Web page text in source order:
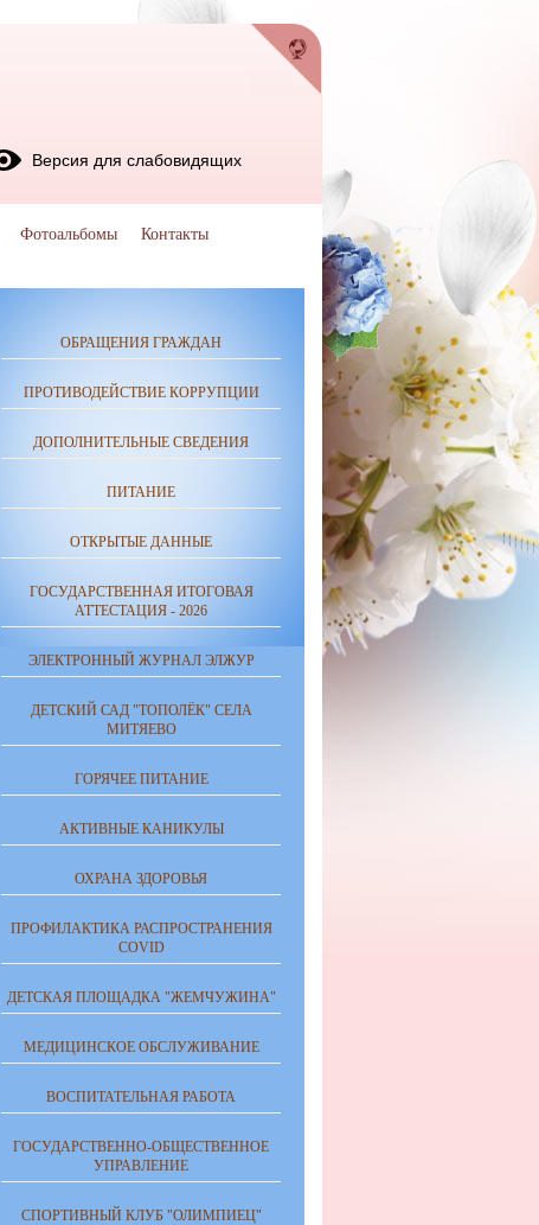
ОБРАЩЕНИЯ ГРАЖДАН
ПРОТИВОДЕЙСТВИЕ КОРРУПЦИИ
ДОПОЛНИТЕЛЬНЫЕ СВЕДЕНИЯ
ПИТАНИЕ
ОТКРЫТЫЕ ДАННЫЕ
ГОСУДАРСТВЕННАЯ ИТОГОВАЯ
АТТЕСТАЦИЯ - 2026
ЭЛЕКТРОННЫЙ ЖУРНАЛ ЭЛЖУР
ДЕТСКИЙ САД "ТОПОЛЁК" СЕЛА
МИТЯЕВО
ГОРЯЧЕЕ ПИТАНИЕ
АКТИВНЫЕ КАНИКУЛЫ
ОХРАНА ЗДОРОВЬЯ
ПРОФИЛАКТИКА РАСПРОСТРАНЕНИЯ
COVID
ДЕТСКАЯ ПЛОЩАДКА "ЖЕМЧУЖИНА"
МЕДИЦИНСКОЕ ОБСЛУЖИВАНИЕ
ВОСПИТАТЕЛЬНАЯ РАБОТА
ГОСУДАРСТВЕННО-ОБЩЕСТВЕННОЕ
УПРАВЛЕНИЕ
СПОРТИВНЫЙ КЛУБ "ОЛИМПИЕЦ"
Версия для слабовидящих
Фотоальбомы Контакты